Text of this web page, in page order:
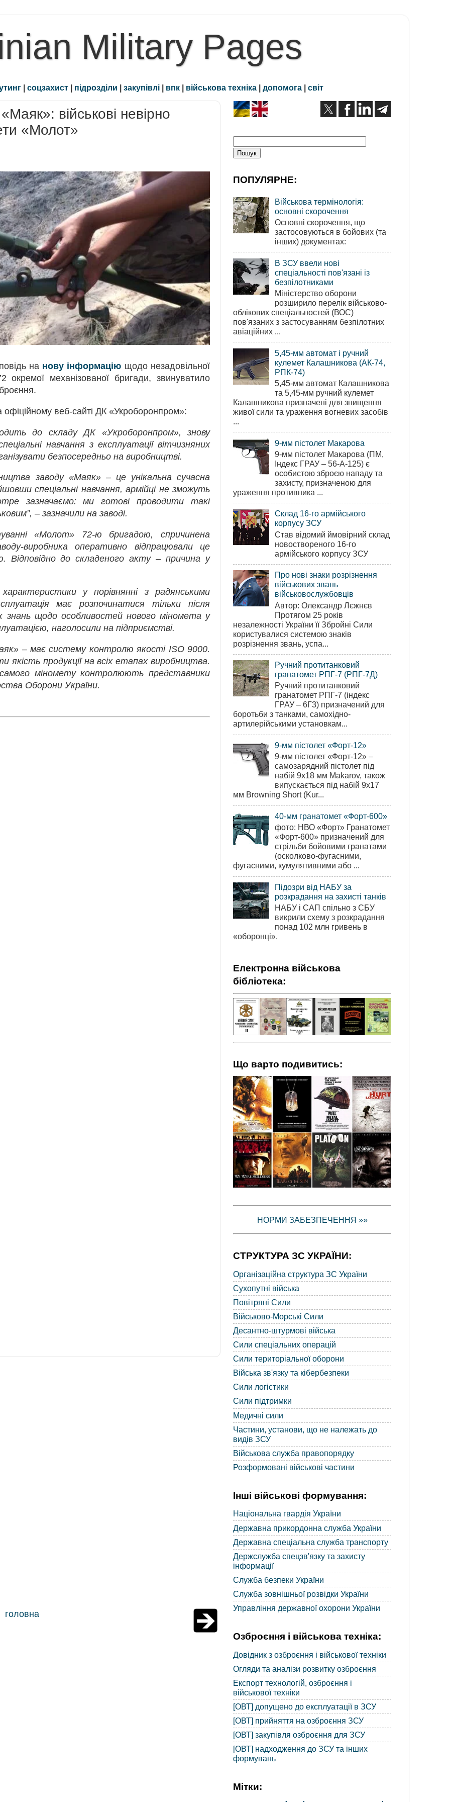
Military Pages
| соцзахист | підрозділи | закупівлі | впк | військова техніка | допомога | світ
військові невірно
«Молот»
на нову інформацію щодо незадовільної
окремої механізованої бригади, звинуватило
веб-сайті ДК «Укроборонпром»:
до складу ДК «Укроборонпром», знову
навчання з експлуатації вітчизняних
безпосередньо на виробництві.
заводу «Маяк» – це унікальна сучасна
спеціальні навчання, армійці не зможуть
зазначаємо: ми готові проводити такі
– зазначили на заводі.
«Молот» 72-ю бригадою, спричинена
виробника оперативно відпрацювали це
Відповідно до складеного акту – причина у
у порівнянні з радянськими
має розпочинатися тільки після
знань щодо особливостей нового міномета у
наголосили на підприємстві.
– має систему контролю якості ISO 9000.
продукції на всіх етапах виробництва.
міномету контролюють представники
Оборони України.
головна
ПОПУЛЯРНЕ:
Військова термінологія:
основні скорочення
Основні скорочення, що
застосовуються в бойових (та
інших) документах:
В ЗСУ ввели нові
спеціальності пов'язані із
безпілотниками
Міністерство оборони
розширило перелік військово-
облікових спеціальностей (ВОС)
пов'язаних з застосуванням безпілотних
авіаційних ...
5,45-мм автомат і ручний
кулемет Калашникова (АК-74,
РПК-74)
5,45-мм автомат Калашникова
та 5,45-мм ручний кулемет
Калашникова призначені для знищення
живої сили та ураження вогневих засобів
...
9-мм пістолет Макарова
9-мм пістолет Макарова (ПМ,
Індекс ГРАУ – 56-А-125) є
особистою зброєю нападу та
захисту, призначеною для
ураження противника ...
Склад 16-го армійського
корпусу ЗСУ
Став відомий ймовірний склад
новоствореного 16-го
армійського корпусу ЗСУ
Про нові знаки розрізнення
військових звань
військовослужбовців
Автор: Олександр Лєжнєв
Протягом 25 років
незалежності України її Збройні Сили
користувалися системою знаків
розрізнення звань, успа...
Ручний протитанковий
гранатомет РПГ-7 (РПГ-7Д)
Ручний протитанковий
гранатомет РПГ-7 (індекс
ГРАУ – 6Г3) призначений для
боротьби з танками, самохідно-
артилерійськими установкам...
9-мм пістолет «Форт-12»
9-мм пістолет «Форт-12» –
самозарядний пістолет під
набій 9х18 мм Makarov, також
випускається під набій 9х17
мм Browning Short (Kur...
40-мм гранатомет «Форт-600»
фото: НВО «Форт» Гранатомет
«Форт-600» призначений для
стрільби бойовими гранатами
(осколково-фугасними,
фугасними, кумулятивними або ...
Підозри від НАБУ за
розкрадання на захисті танків
НАБУ і САП спільно з СБУ
викрили схему з розкрадання
понад 102 млн гривень в
«оборонці».
Електронна військова
бібліотека:
Що варто подивитись:
НОРМИ ЗАБЕЗПЕЧЕННЯ »»
СТРУКТУРА ЗС УКРАЇНИ:
Організаційна структура ЗС України
Сухопутні війська
Повітряні Сили
Військово-Морські Сили
Десантно-штурмові війська
Сили спеціальних операцій
Сили територіальної оборони
Війська зв'язку та кібербезпеки
Сили логістики
Сили підтримки
Медичні сили
Частини, установи, що не належать до
видів ЗСУ
Військова служба правопорядку
Розформовані військові частини
Інші військові формування:
Національна гвардія України
Державна прикордонна служба України
Державна спеціальна служба транспорту
Держслужба спецзв'язку та захисту
інформації
Служба безпеки України
Служба зовнішньої розвідки України
Управління державної охорони України
Озброєння і військова техніка:
Довідник з озброєння і військової техніки
Огляди та аналізи розвитку озброєння
Експорт технологій, озброєння і
військової техніки
[ОВТ] допущено до експлуатації в ЗСУ
[ОВТ] прийняття на озброєння ЗСУ
[ОВТ] закупівля озброєння для ЗСУ
[ОВТ] надходження до ЗСУ та інших
формувань
Мітки: